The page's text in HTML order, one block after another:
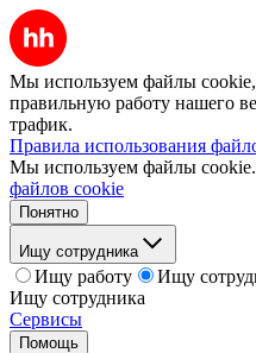
Мы используем файлы cookie,
правильную работу нашего
трафик.
Правила использования
Мы используем файлы cookie.
файлов cookie
Понятно
Ищу сотрудника
Ищу работу
Ищу
Ищу сотрудника
Сервисы
Помощь